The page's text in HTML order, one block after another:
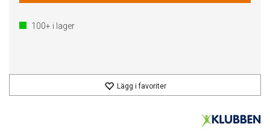
100+ i lager
Lägg i favoriter